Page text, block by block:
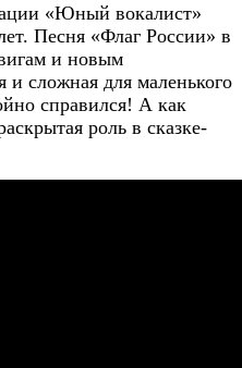
«Юный вокалист»
Песня «Флаг России» в
и новым
и сложная для маленького
справился! А как
роль в сказке-